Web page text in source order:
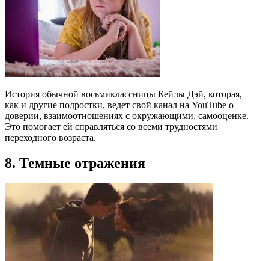
История обычной восьмиклассницы Кейлы Дэй, которая,
как и другие подростки, ведет свой канал на YouTube о
доверии, взаимоотношениях с окружающими, самооценке.
Это помогает ей справляться со всеми трудностями
переходного возраста.
8. Темные отражения